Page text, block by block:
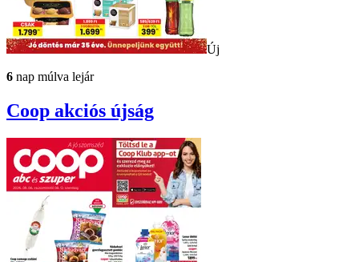
Új
6 nap múlva lejár
Coop akciós újság